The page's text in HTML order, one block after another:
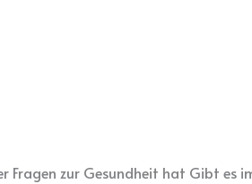
zur Gesundheit hat Gibt es